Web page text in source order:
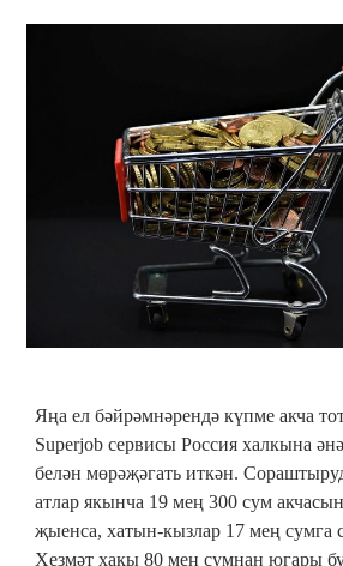
Яңа ел бәйрәмнәрендә күпме акча
Superjob сервисы Россия халкына
белән мөрәҗәгать иткән.
атлар якынча 19 мең 300 сум
җыенса, хатын-кызлар 17 мең сумга
Хезмәт хакы 80 мең сумнан югары